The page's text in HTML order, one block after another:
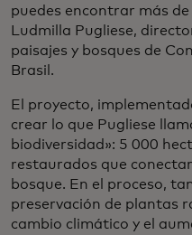
puedes encontrar más
Ludmilla Pugliese,
paisajes y bosques de
Brasil.
El proyecto,
crear lo que Pugliese
biodiversidad»: 5 000
restaurados que
bosque. En el proceso,
preservación de plantas
cambio climático y el